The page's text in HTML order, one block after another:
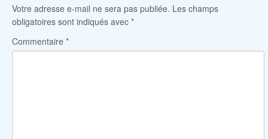
Votre adresse e-mail ne sera pas publiée. Les champs
obligatoires sont indiqués avec *
Commentaire *